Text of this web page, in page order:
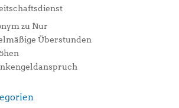
zu Nur
Überstunden